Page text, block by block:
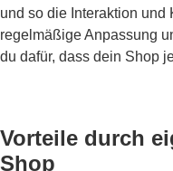
und so die Interaktion
regelmäßige Anpassung
du dafür, dass dein Shop
Vorteile durch
Shop